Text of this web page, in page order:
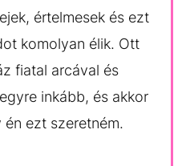
értelmesek és ezt
komolyan élik. Ott
fiatal arcával és
inkább, és akkor
ezt szeretném.